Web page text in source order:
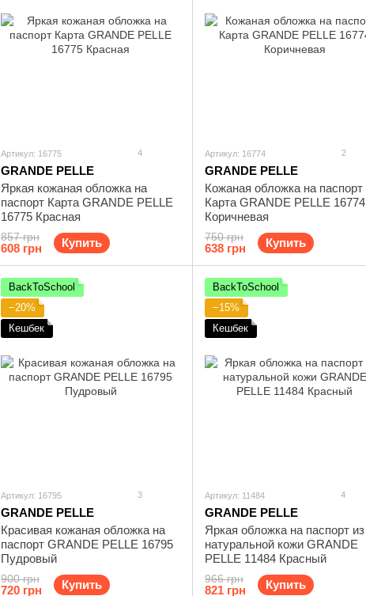
Артикул: 16775 4
GRANDE PELLE
Яркая кожаная обложка на
паспорт Карта GRANDE PELLE
16775 Красная
857 грн
608 грн Купить
Артикул: 16774 2
GRANDE PELLE
Кожаная обложка на паспорт
Карта GRANDE PELLE 16774
Коричневая
750 грн
638 грн Купить
BackToSchool
−20%
Кешбек
Артикул: 16795 3
GRANDE PELLE
Красивая кожаная обложка на
паспорт GRANDE PELLE 16795
Пудровый
900 грн
720 грн Купить
BackToSchool
−15%
Кешбек
Артикул: 11484 4
GRANDE PELLE
Яркая обложка на паспорт из
натуральной кожи GRANDE
PELLE 11484 Красный
966 грн
821 грн Купить